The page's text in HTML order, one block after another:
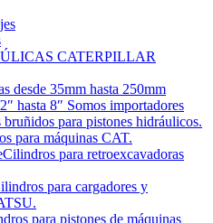
CATERPILLAR
desde 35mm hasta 250mm
hasta 8″ Somos importadores
para pistones hidráulicos.
para máquinas CAT.
Cilindros para retroexcavadoras
para cargadores y
para pistones de máquinas